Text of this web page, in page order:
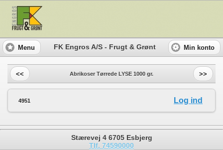
Menu FK Engros A/S - Frugt & Grønt Min konto
<< Abrikoser Tørrede LYSE 1000 gr. >>
4951 Log ind
Stærevej 4 6705 Esbjerg
Tlf. 74590000